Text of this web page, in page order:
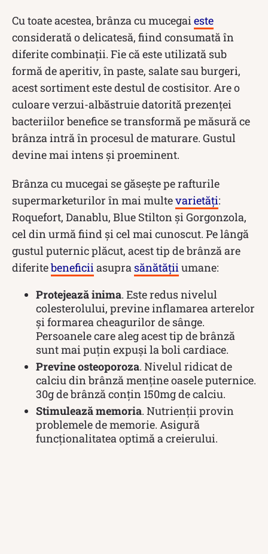
Cu toate acestea, brânza cu mucegaieste
considerată o delicatesă, fiind consumată în
diferite combinații. Fie că este utilizată sub
formă de aperitiv, în paste, salate sau burgeri,
acest sortiment este destul de costisitor. Are o
culoare verzui-albăstruie datorită prezenței
bacteriilor benefice se transformă pe măsură ce
brânza intră în procesul de maturare. Gustul
devine mai intens și proeminent.
Brânza cu mucegai se găsește pe rafturile
supermarketurilor în mai multevarietăți:
Roquefort, Danablu, Blue Stilton și Gorgonzola,
cel din urmă fiind și cel mai cunoscut. Pe lângă
gustul puternic plăcut, acest tip de brânză are
diferitebeneficiiasupra sănătățiiumane:
Protejează inima. Este redus nivelul
colesterolului, previne inflamarea arterelor
și formarea cheagurilor de sânge.
Persoanele care aleg acest tip de brânză
sunt mai puțin expuși la boli cardiace.
Previne osteoporoza. Nivelul ridicat de
calciu din brânză menține oasele puternice.
30g de brânză conțin 150mg de calciu.
Stimulează memoria. Nutrienții provin
problemele de memorie. Asigură
funcționalitatea optimă a creierului.